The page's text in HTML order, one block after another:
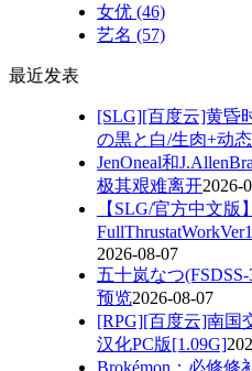
女优 (46)
艺名 (57)
最近发表
[SLG][百度云]黄昏
の黒と白/生肉+动
JenOneal和
极其艰难离开2026-
【SLG/官方中文版
2026-08-07
五十岚なつ
预览2026-08-07
[RPG][百度云]南国
汉化PC版[1.09G]
Brokémon：必修修